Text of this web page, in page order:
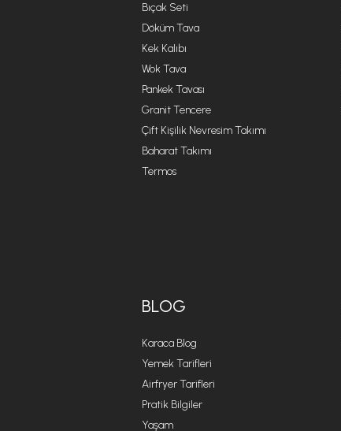
Bıçak Seti
Döküm Tava
Kek Kalıbı
Wok Tava
Pankek Tavası
Granit Tencere
Çift Kişilik Nevresim Takımı
Baharat Takımı
Termos
BLOG
Karaca Blog
Yemek Tarifleri
Airfryer Tarifleri
Pratik Bilgiler
Yaşam